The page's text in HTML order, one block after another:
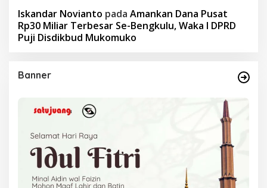
Iskandar Novianto pada Amankan Dana Pusat
Rp30 Miliar Terbesar Se-Bengkulu, Waka I DPRD
Puji Disdikbud Mukomuko
Banner